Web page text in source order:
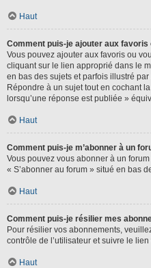
Haut
Comment puis-je ajouter aux favoris
Vous pouvez ajouter aux favoris ou
cliquant sur le lien approprié dans le
en bas des sujets et parfois illustré par
Répondre à un sujet tout en cochant
lorsqu’une réponse est publiée »
Haut
Comment puis-je m’abonner à un
Vous pouvez vous abonner à un
« S’abonner au forum » situé en bas
Haut
Comment puis-je résilier mes
Pour résilier vos abonnements,
contrôle de l’utilisateur et suivre le
Haut